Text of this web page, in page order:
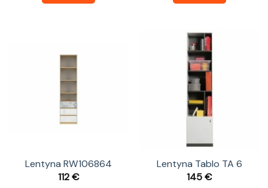
Lentyna RW106864
112€
Lentyna Tablo TA 6
145€